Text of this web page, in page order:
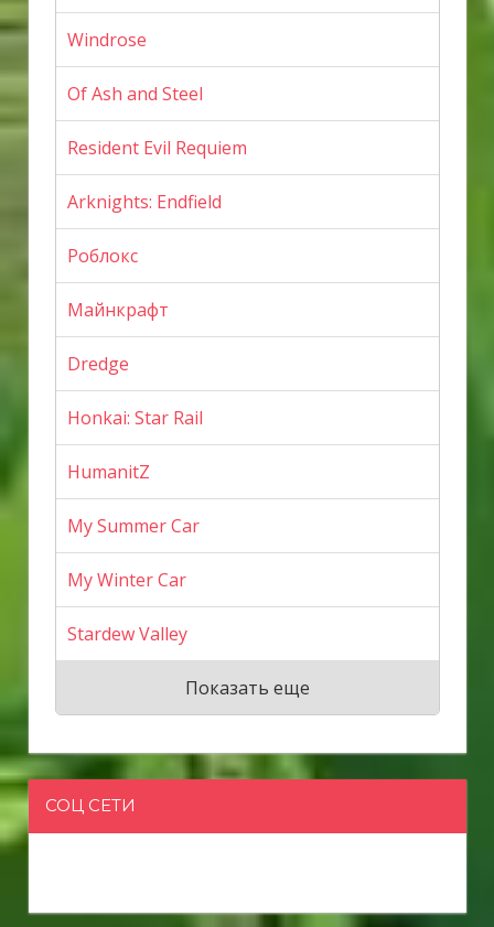
Windrose
Of Ash and Steel
Resident Evil Requiem
Arknights: Endfield
Роблокс
Майнкрафт
Dredge
Honkai: Star Rail
HumanitZ
My Summer Car
My Winter Car
Stardew Valley
Показать еще
СОЦ СЕТИ